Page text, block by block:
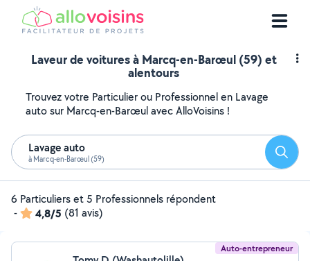
Laveur de voitures à Marcq-en-Barœul (59) et
alentours
Trouvez votre Particulier ou Professionnel en Lavage
auto sur Marcq-en-Barœul avec AlloVoisins !
Lavage auto
à Marcq-en-Barœul (59)
6 Particuliers et 5 Professionnels répondent
-
4,8/5 (81 avis)
Auto-entrepreneur